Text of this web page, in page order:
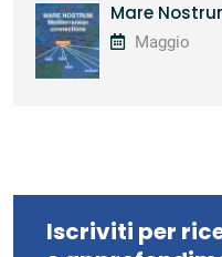
Mare
Maggio
Iscriviti per